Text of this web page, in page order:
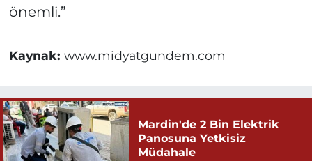
önemli.”
Kaynak: www.midyatgundem.com
Mardin'de 2 Bin Elektrik
Panosuna Yetkisiz
Müdahale